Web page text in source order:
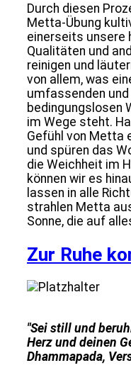
Durch diesen
Metta-Übung
einerseits unsere
Qualitäten und
reinigen und
von allem, was
umfassenden und
bedingungslosen
im Wege steht.
Gefühl von Metta
und spüren das
die Weichheit im
können wir es
lassen in alle
strahlen Metta
Sonne, die auf
Zur Ruhe
"Sei still und
Herz und deinen
Dhammapada,